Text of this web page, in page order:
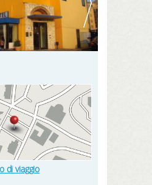
QUI
LOGIN
CERCA
di viaggio